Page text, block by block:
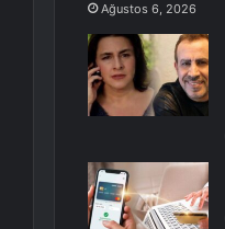
Ağustos 6, 2026